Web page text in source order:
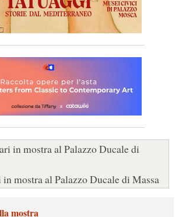
mostra al Palazzo Ducale di Massa
mostra